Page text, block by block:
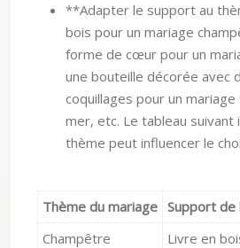
**Adapter le support au
bois pour un mariage
forme de cœur pour un
une bouteille décorée avec
coquillages pour un
mer, etc. Le tableau suivant
thème peut influencer le
Thème du mariage Support de
Champêtre
Livre en